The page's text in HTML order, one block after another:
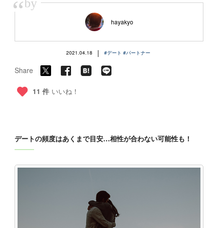
“by
hayakyo
2021.04.18 | #デート #パートナー
Share
11 件 いいね！
デートの頻度はあくまで目安…相性が合わない可能性も！